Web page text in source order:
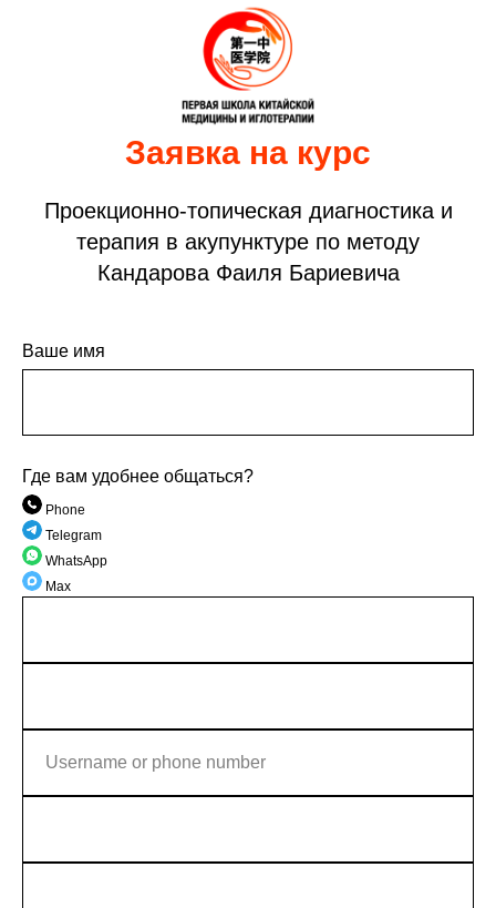
Заявка на курс
Проекционно-топическая диагностика и
терапия в акупунктуре по методу
Кандарова Фаиля Бариевича
Ваше имя
Где вам удобнее общаться?
Phone
Telegram
WhatsApp
Max